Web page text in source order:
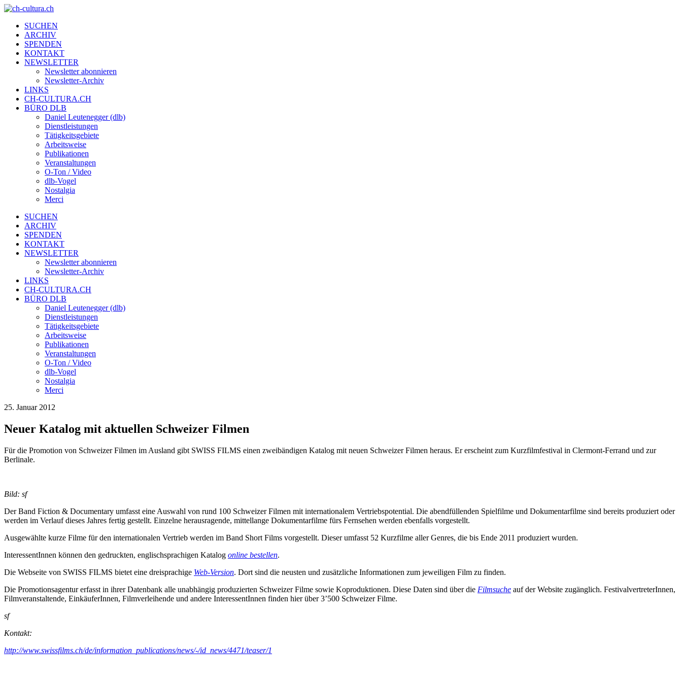
SUCHEN
ARCHIV
SPENDEN
KONTAKT
NEWSLETTER
Newsletter abonnieren
Newsletter-Archiv
LINKS
CH-CULTURA.CH
BÜRO DLB
Daniel Leutenegger (dlb)
Dienstleistungen
Tätigkeitsgebiete
Arbeitsweise
Publikationen
Veranstaltungen
O-Ton / Video
dlb-Vogel
Nostalgia
Merci
SUCHEN
ARCHIV
SPENDEN
KONTAKT
NEWSLETTER
Newsletter abonnieren
Newsletter-Archiv
LINKS
CH-CULTURA.CH
BÜRO DLB
Daniel Leutenegger (dlb)
Dienstleistungen
Tätigkeitsgebiete
Arbeitsweise
Publikationen
Veranstaltungen
O-Ton / Video
dlb-Vogel
Nostalgia
Merci
25. Januar 2012
Neuer Katalog mit aktuellen Schweizer Filmen
Für die Promotion von Schweizer Filmen im Ausland gibt SWISS FILMS einen zweibändigen Katalog mit neuen Schweizer Filmen heraus. Er erscheint zum Kurzfilmfestival in Clermont-Ferrand und zur
Berlinale.
Bild: sf
Der Band Fiction & Documentary umfasst eine Auswahl von rund 100 Schweizer Filmen mit internationalem Vertriebspotential. Die abendfüllenden Spielfilme und Dokumentarfilme sind bereits produziert oder
werden im Verlauf dieses Jahres fertig gestellt. Einzelne herausragende, mittellange Dokumentarfilme fürs Fernsehen werden ebenfalls vorgestellt.
Ausgewählte kurze Filme für den internationalen Vertrieb werden im Band Short Films vorgestellt. Dieser umfasst 52 Kurzfilme aller Genres, die bis Ende 2011 produziert wurden.
InteressentInnen können den gedruckten, englischsprachigen Katalog online bestellen.
Die Webseite von SWISS FILMS bietet eine dreisprachige Web-Version. Dort sind die neusten und zusätzliche Informationen zum jeweiligen Film zu finden.
Die Promotionsagentur erfasst in ihrer Datenbank alle unabhängig produzierten Schweizer Filme sowie Koproduktionen. Diese Daten sind über die Filmsuche auf der Website zugänglich. FestivalvertreterInnen,
Filmveranstaltende, EinkäuferInnen, Filmverleihende und andere InteressentInnen finden hier über 3’500 Schweizer Filme.
sf
Kontakt:
http://www.swissfilms.ch/de/information_publications/news/-/id_news/4471/teaser/1